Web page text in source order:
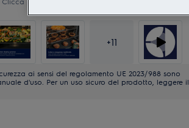
+11
ai sensi del regolamento UE 2023/988 sono
d'uso. Per un uso sicuro del prodotto, leggere il